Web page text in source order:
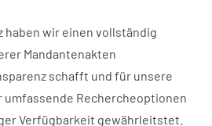
haben wir einen vollständig
Mandantenakten
schafft und für unsere
umfassende Rechercheoptionen
Verfügbarkeit gewährleitstet.